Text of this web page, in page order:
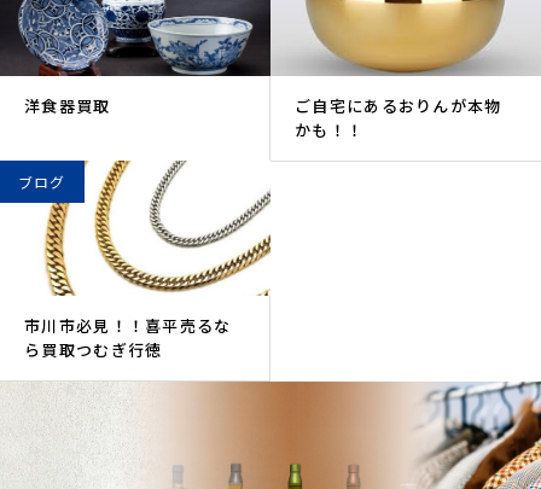
洋食器買取
ご自宅にあるおりんが本物
かも！！
ブログ
市川市必見！！喜平売るな
ら買取つむぎ行徳